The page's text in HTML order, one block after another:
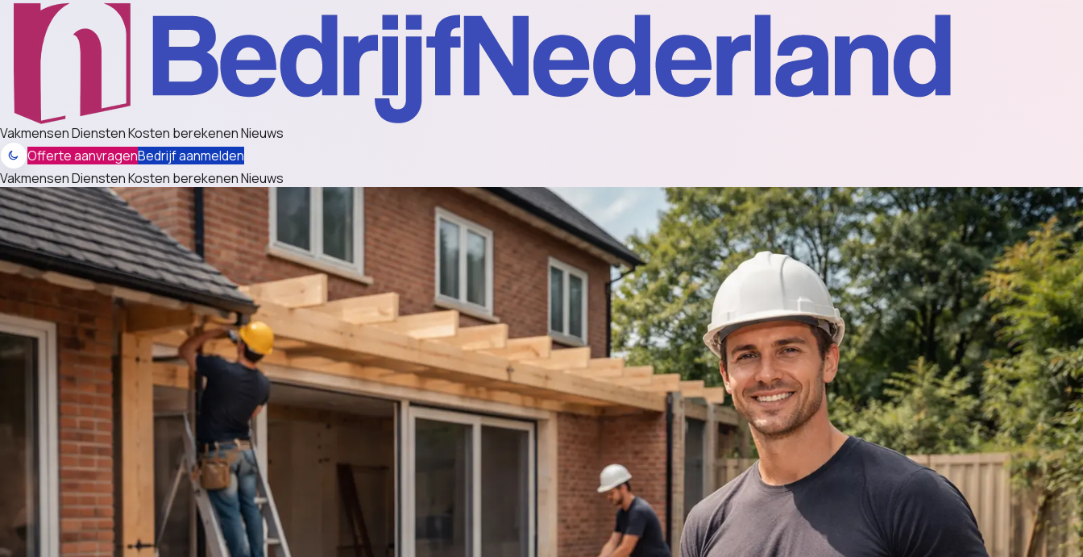
VakmensenDienstenKosten berekenenNieuws
Offerte aanvragenBedrijf aanmelden
VakmensenDienstenKosten berekenenNieuws